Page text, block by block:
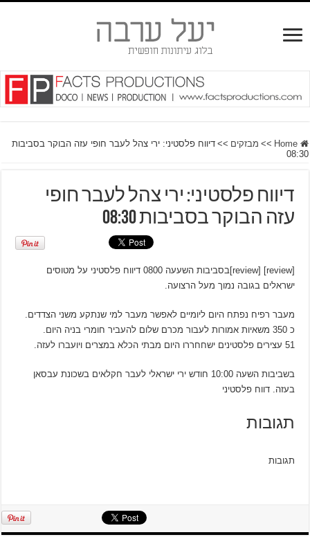
Home
>> מבזקים >> דיווח פלסטיני: ירי צהל לעבר חופי עזה הבוקר בסביבות
08:30
דיווח פלסטיני: ירי צהל לעבר חופי
עזה הבוקר בסביבות 08:30
[review] [review]בסביבות השעעה 0800 דיווח פלסטיני על מטוסים
ישראלים בגובה נמוך מעל הרצועה.
מעבר רפיח נפתח היום ליומיים לאפשר מעבר למי שנתקע משני הצדדים.
כ 350 משאיות אמורות לעבור מכרם שלום להעביר חומרי בניה היום.
51 עצירים פלסטינים ישחחררו היום מבתי הכלא במצרים ויועברו לעזה.
בשביבות השעה 10:00 חודש ירי ישראלי לעבר חקלאים בשכונת עבסאן
בעזה. דווח פלסטיני
תגובות
תגובות